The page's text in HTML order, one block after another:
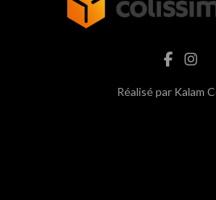
Réalisé par Kalam